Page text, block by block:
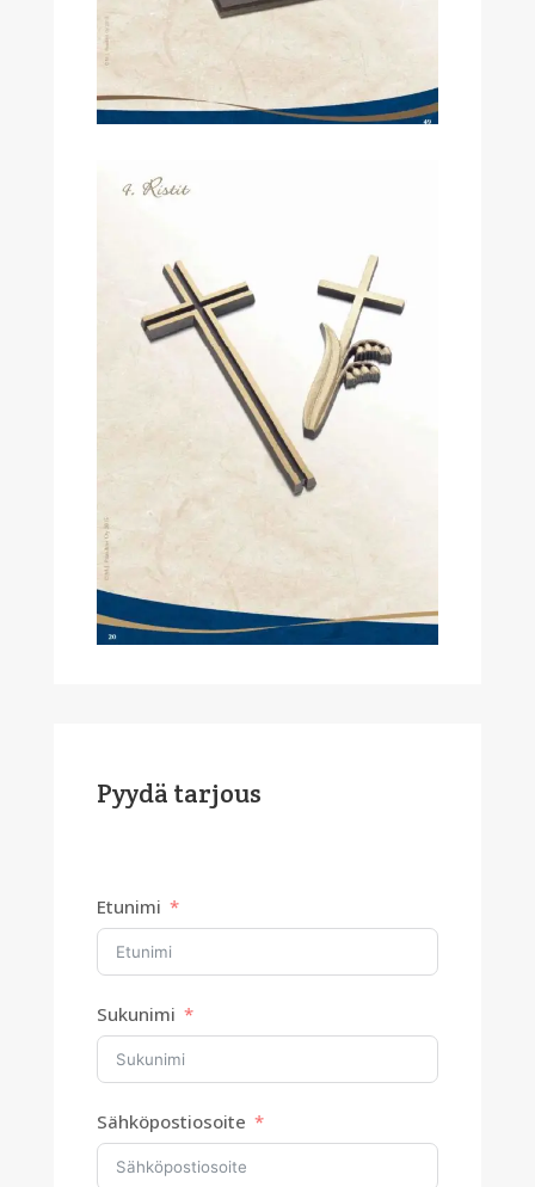
Pyydä tarjous
Etunimi
Sukunimi
Sähköpostiosoite